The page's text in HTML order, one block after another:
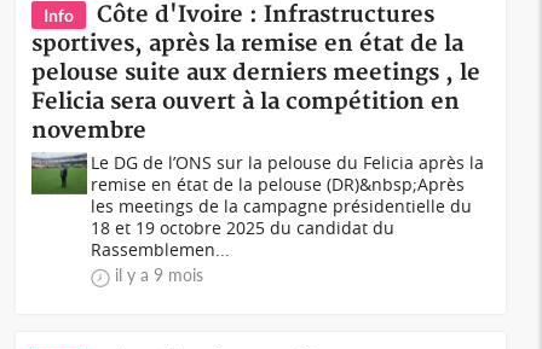
Info
Côte d'Ivoire : Infrastructures
sportives, après la remise en état de la
pelouse suite aux derniers meetings , le
Felicia sera ouvert à la compétition en
novembre
Le DG de l’ONS sur la pelouse du Felicia après la
remise en état de la pelouse (DR)&nbsp;Après
les meetings de la campagne présidentielle du
18 et 19 octobre 2025 du candidat du
Rassemblemen...
il y a 9 mois